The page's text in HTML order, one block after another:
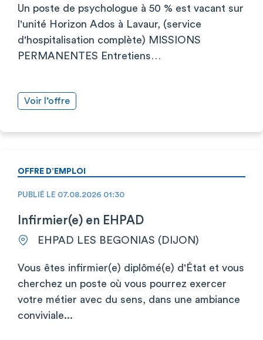
Un poste de psychologue à 50 % est vacant sur
l'unité Horizon Ados à Lavaur, (service
d'hospitalisation complète) MISSIONS
PERMANENTES Entretiens…
Voir l’offre
OFFRE D’EMPLOI
PUBLIÉ LE 07.08.2026 01:30
Infirmier(e) en EHPAD
EHPAD LES BEGONIAS (DIJON)
Vous êtes infirmier(e) diplômé(e) d'État et vous
cherchez un poste où vous pourrez exercer
votre métier avec du sens, dans une ambiance
conviviale...